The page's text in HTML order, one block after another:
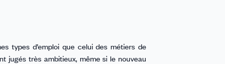
types d’emploi que celui des métiers de
jugés très ambitieux, même si le nouveau